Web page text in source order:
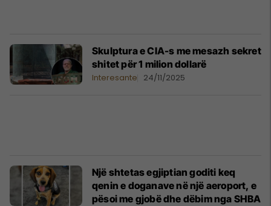
Skulptura e CIA-s me mesazh sekret
shitet për 1 milion dollarë
Interesante 24/11/2025
Një shtetas egjiptian goditi keq
qenin e doganave në një aeroport, e
pësoi me gjobë dhe dëbim nga SHBA